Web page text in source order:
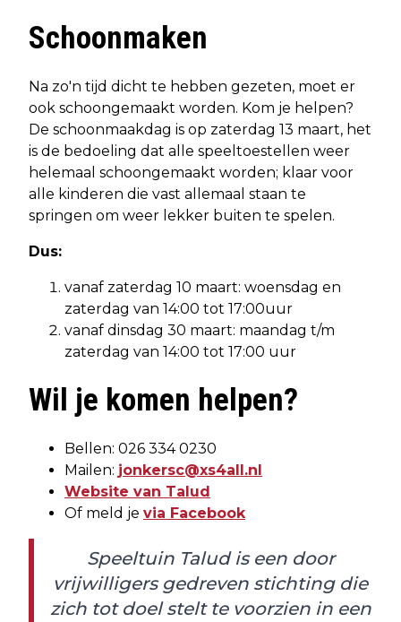
Schoonmaken
Na zo'n tijd dicht te hebben gezeten, moet er
ook schoongemaakt worden. Kom je helpen?
De schoonmaakdag is op zaterdag 13 maart, het
is de bedoeling dat alle speeltoestellen weer
helemaal schoongemaakt worden; klaar voor
alle kinderen die vast allemaal staan te
springen om weer lekker buiten te spelen.
Dus:
vanaf zaterdag 10 maart: woensdag en
zaterdag van 14:00 tot 17:00uur
vanaf dinsdag 30 maart: maandag t/m
zaterdag van 14:00 tot 17:00 uur
Wil je komen helpen?
Bellen: 026 334 0230
Mailen: jonkersc@xs4all.nl
Website van Talud
Of meld je via Facebook
Speeltuin Talud is een door
vrijwilligers gedreven stichting die
zich tot doel stelt te voorzien in een